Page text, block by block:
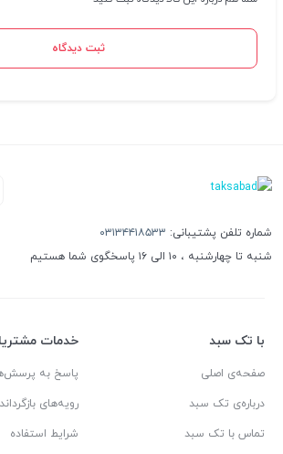
ثبت دیدگاه
شماره تلفن پشتیبانی: ۰۳۱۳۴۴۱۸۵۳۳
شنبه تا چهارشنبه ، ۱۰ الی ۱۶ پاسخگوی شما هستیم
با تک سبد
صفحه‌ی اصلی
درباره‌ی تک سبد
تماس با تک سبد
خدمات
پاسخ به
رویه‌های
شرایط استفاده